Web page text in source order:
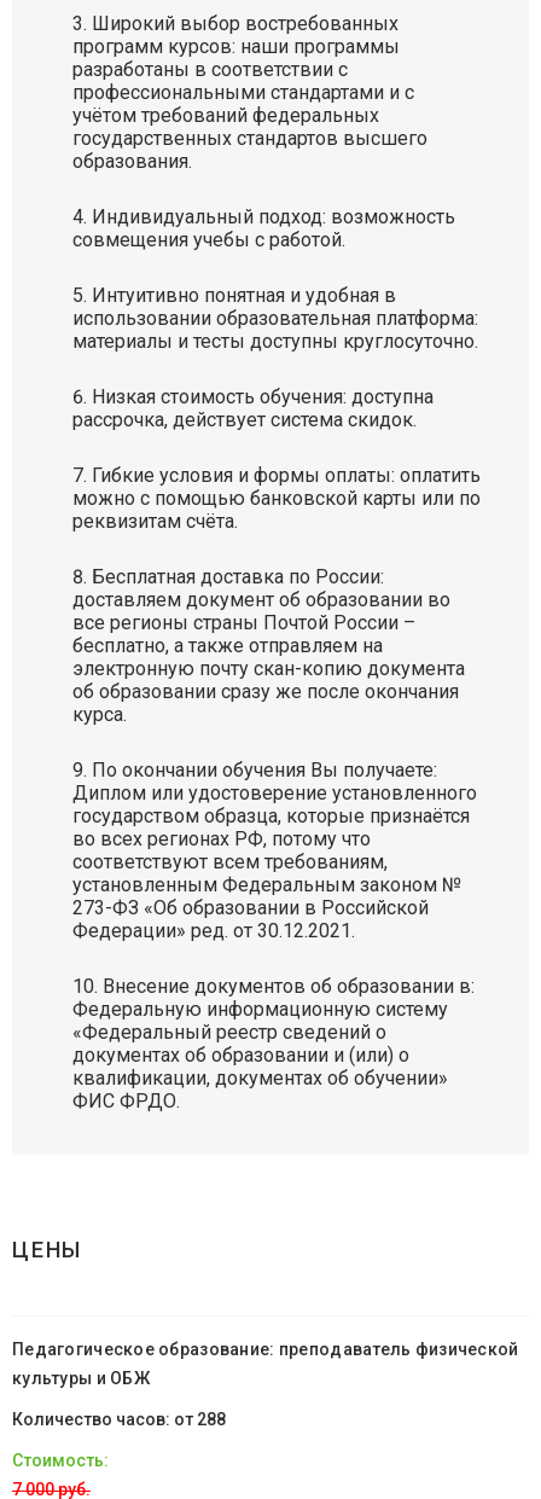
Широкий выбор востребованных
программ курсов: наши программы
разработаны в соответствии с
профессиональными стандартами и с
учётом требований федеральных
государственных стандартов высшего
образования.
Индивидуальный подход: возможность
совмещения учебы с работой.
Интуитивно понятная и удобная в
использовании образовательная платформа:
материалы и тесты доступны круглосуточно.
Низкая стоимость обучения: доступна
рассрочка, действует система скидок.
Гибкие условия и формы оплаты: оплатить
можно с помощью банковской карты или по
реквизитам счёта.
Бесплатная доставка по России:
доставляем документ об образовании во
все регионы страны Почтой России –
бесплатно, а также отправляем на
электронную почту скан-копию документа
об образовании сразу же после окончания
курса.
По окончании обучения Вы получаете:
Диплом или удостоверение установленного
государством образца, которые признаётся
во всех регионах РФ, потому что
соответствуют всем требованиям,
установленным Федеральным законом №
273-ФЗ «Об образовании в Российской
Федерации» ред. от 30.12.2021.
Внесение документов об образовании в:
Федеральную информационную систему
«Федеральный реестр сведений о
документах об образовании и (или) о
квалификации, документах об обучении»
ФИС ФРДО.
ЦЕНЫ
Педагогическое образование: преподаватель физической
культуры и ОБЖ
от 288
7 000 руб.